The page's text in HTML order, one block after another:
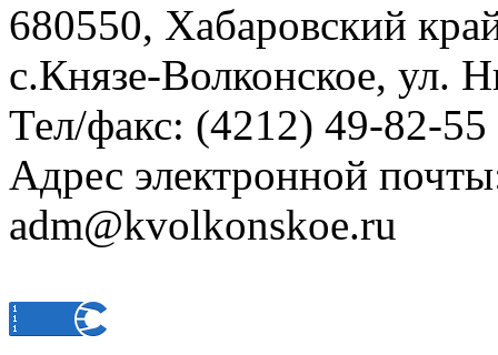
680550, Хабаровский
с.Князе-Волконское, ул.
Тел/факс: (4212) 49-82-55
Адрес электронной
adm@kvolkonskoe.ru